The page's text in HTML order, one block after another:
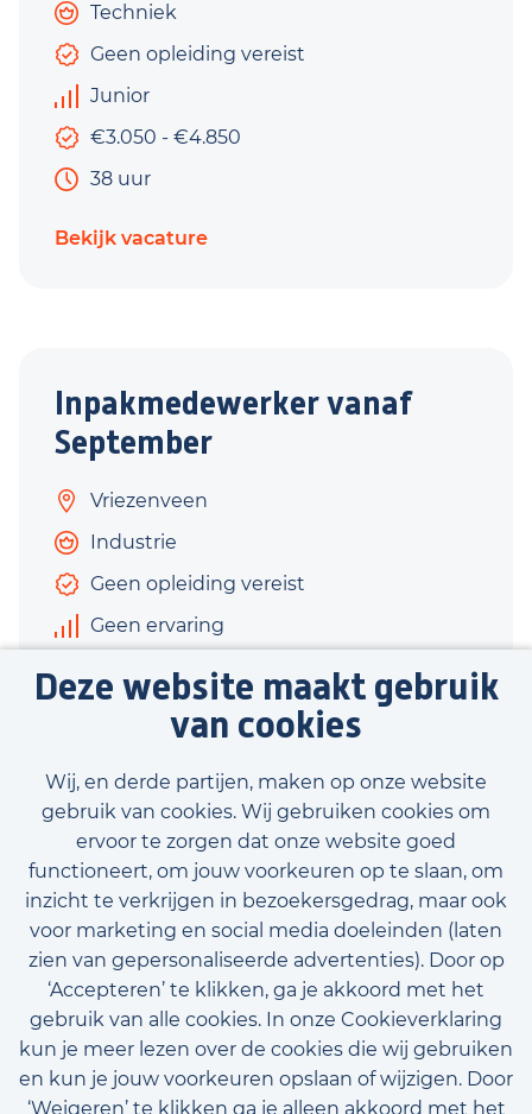
Deze website maakt gebruik
van cookies
Wij, en derde partijen, maken op onze website
gebruik van cookies. Wij gebruiken cookies om
ervoor te zorgen dat onze website goed
functioneert, om jouw voorkeuren op te slaan, om
inzicht te verkrijgen in bezoekersgedrag, maar ook
voor marketing en social media doeleinden (laten
zien van gepersonaliseerde advertenties). Door op
‘Accepteren’ te klikken, ga je akkoord met het
gebruik van alle cookies. In onze Cookieverklaring
kun je meer lezen over de cookies die wij gebruiken
en kun je jouw voorkeuren opslaan of wijzigen. Door
‘Weigeren’ te klikken ga je alleen akkoord met het
Techniek
Geen opleiding vereist
Junior
€3.050 - €4.850
38 uur
Bekijk vacature
Inpakmedewerker vanaf
September
Vriezenveen
Industrie
Geen opleiding vereist
Geen ervaring
€1.200 - €1.600
Bekijk vacature
Bekijk onze beschikbare vacatures